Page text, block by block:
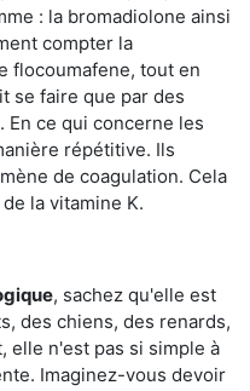
: la bromadiolone ainsi
compter la
flocoumafene, tout en
se faire que par des
En ce qui concerne les
répétitive. Ils
de coagulation. Cela
la vitamine K.
, sachez qu'elle est
des chiens, des renards,
elle n'est pas si simple à
Imaginez-vous devoir